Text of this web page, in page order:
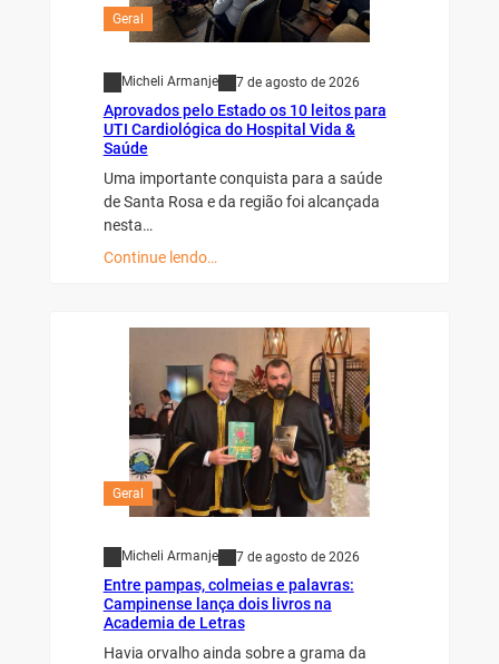
Geral
Micheli Armanje 7 de agosto de 2026
Aprovados pelo Estado os 10 leitos para
UTI Cardiológica do Hospital Vida &
Saúde
Uma importante conquista para a saúde
de Santa Rosa e da região foi alcançada
nesta…
Continue lendo…
Geral
Micheli Armanje 7 de agosto de 2026
Entre pampas, colmeias e palavras:
Campinense lança dois livros na
Academia de Letras
Havia orvalho ainda sobre a grama da